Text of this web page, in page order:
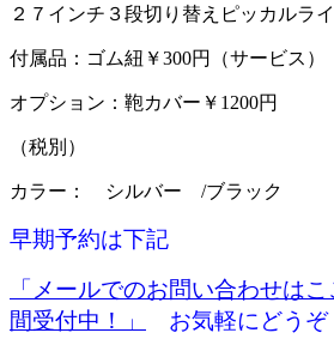
２７インチ３段切り替えピッカルラ
付属品：ゴム紐￥300円（サービス）
オプション：鞄カバー￥1200円
（税別）
カラー： シルバー /ブラック
早期予約は下記
「メールでのお問い合わせ
間受付中！」
お気軽にどうぞ